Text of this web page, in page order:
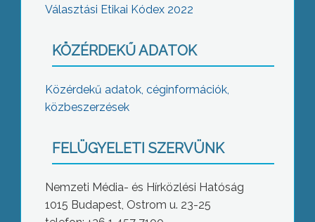
Választási Etikai Kódex 2022
KÖZÉRDEKŰ ADATOK
Közérdekű adatok, céginformációk,
közbeszerzések
FELÜGYELETI SZERVÜNK
Nemzeti Média- és Hírközlési Hatóság
1015 Budapest, Ostrom u. 23-25